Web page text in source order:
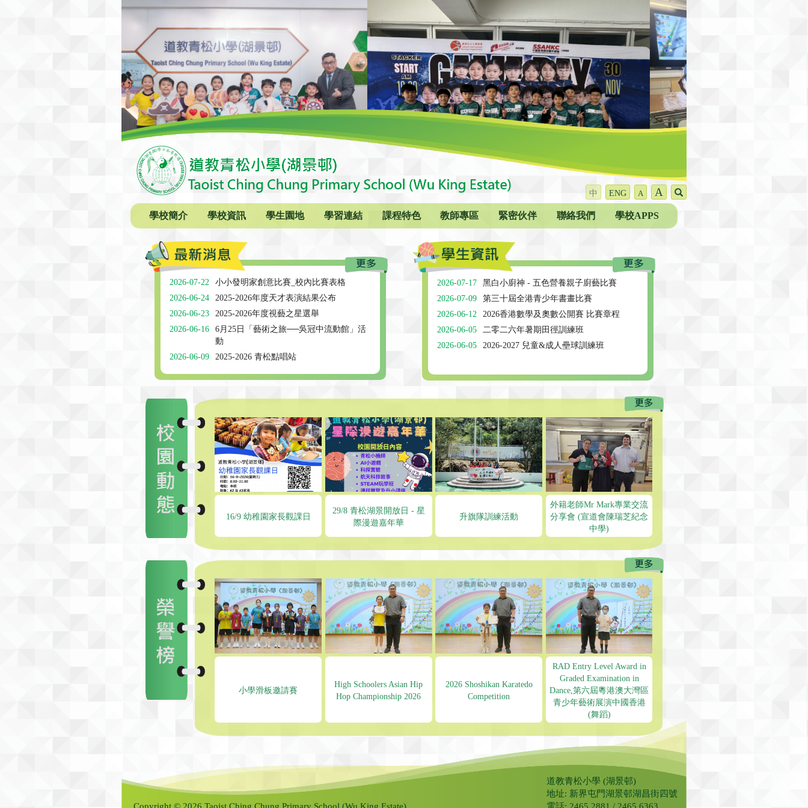
中 ENG A A
學校簡介 學校資訊 學生園地 學習連結 課程特色 教師專區 緊密伙伴 聯絡我們 學校APPS
2026-07-22
小小發明家創意比賽_校內比賽表格
2026-06-24
2025-2026年度天才表演結果公布
2026-06-23
2025-2026年度視藝之星選舉
2026-06-16
6月25日「藝術之旅──吳冠中流動館」活
動
2026-06-09
2025-2026 青松點唱站
2026-07-17
黑白小廚神 - 五色營養親子廚藝比賽
2026-07-09
第三十屆全港青少年書畫比賽
2026-06-12
2026香港數學及奧數公開賽 比賽章程
2026-06-05
⼆零⼆六年暑期⽥徑訓練班
2026-06-05
2026-2027 兒童&成人壘球訓練班
16/9 幼稚園家長觀課日
29/8 青松湖景開放日 - 星
際漫遊嘉年華
升旗隊訓練活動
外籍老師Mr Mark專業交流
分享會 (宣道會陳瑞芝紀念
中學)
小學滑板邀請賽
High Schoolers Asian Hip
Hop Championship 2026
2026 Shoshikan Karatedo
Competition
RAD Entry Level Award in
Graded Examination in
Dance,第六屆粵港澳大灣區
青少年藝術展演中國香港
(舞蹈)
道教青松小學 (湖景邨)
地址: 新界屯門湖景邨湖昌街四號